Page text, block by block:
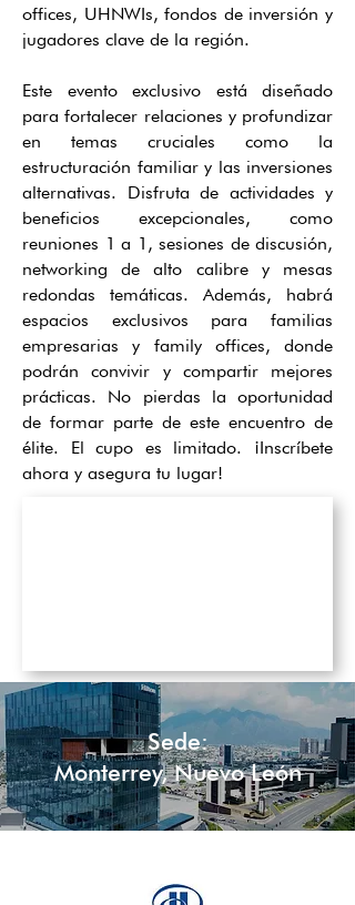
offices, UHNWIs, fondos de inversión y
jugadores clave de la región.
Este evento exclusivo está diseñado
para fortalecer relaciones y profundizar
en temas cruciales como la
estructuración familiar y las inversiones
alternativas. Disfruta de actividades y
beneficios excepcionales, como
reuniones 1 a 1, sesiones de discusión,
networking de alto calibre y mesas
redondas temáticas. Además, habrá
espacios exclusivos para familias
empresarias y family offices, donde
podrán convivir y compartir mejores
prácticas. No pierdas la oportunidad
de formar parte de este encuentro de
élite. El cupo es limitado. ¡Inscríbete
ahora y asegura tu lugar!
Sede:
Monterrey, Nuevo León